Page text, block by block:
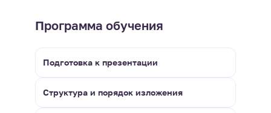
Программа обучения
Подготовка к презентации
Структура и порядок изложения